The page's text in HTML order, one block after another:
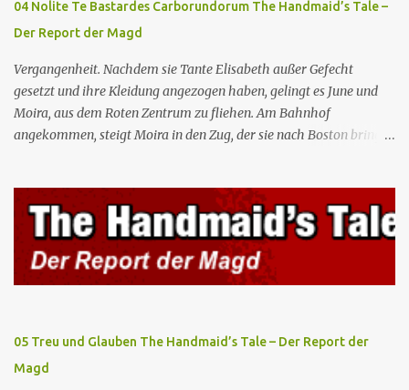
wo Serena stolz die „Kinder von Gilead” vorstellt. June nutzt die
Gelegenheit, mit Castillo unter vier Augen zu sprechen, ...
04 Nolite Te Bastardes Carborundorum The Handmaid’s Tale –
Der Report der Magd
Vergangenheit. Nachdem sie Tante Elisabeth außer Gefecht
gesetzt und ihre Kleidung angezogen haben, gelingt es June und
Moira, aus dem Roten Zentrum zu fliehen. Am Bahnhof
angekommen, steigt Moira in den Zug, der sie nach Boston bringen
Elisabeth sie mit der Peitsche bestraft. Gegenwart. June ist seit
dreizehn Tagen in ihrem Zimmer eingesperrt und entdeckt im
Kleiderschrank die Inschrift „Nolite te bastardes carborundorum”,
die wahrscheinlich von der Magd Difred hinterlassen wurde, die
vor ihr dort war. In Erwartung der Zeremonie bringt Serena June
Fred unfruchtbar ist und nur sie für eine ausbleibende
Schwangerschaft verantwortlich gemacht würde. June lehnt ab,
auch wenn dies das Scheitern der Zeremonie bedeutet. Während
05 Treu und Glauben The Handmaid’s Tale – Der Report der
Magd